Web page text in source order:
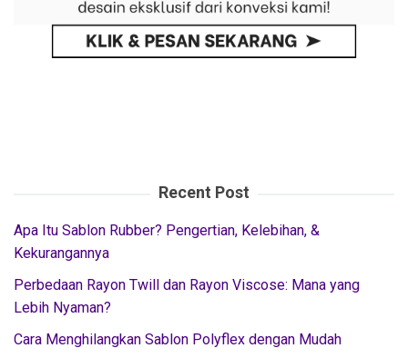
Recent Post
Apa Itu Sablon Rubber? Pengertian, Kelebihan, &
Kekurangannya
Perbedaan Rayon Twill dan Rayon Viscose: Mana yang
Lebih Nyaman?
Cara Menghilangkan Sablon Polyflex dengan Mudah